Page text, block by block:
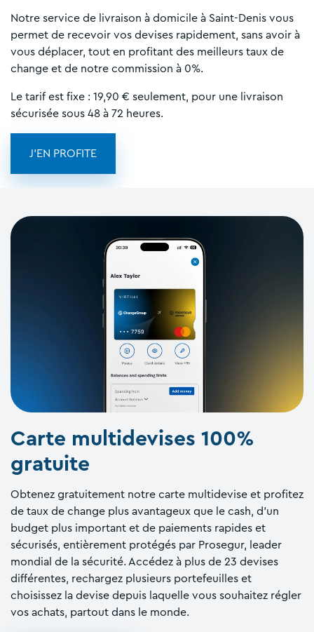
Notre service de livraison à domicile à Saint-Denis vous
permet de recevoir vos devises rapidement, sans avoir à
vous déplacer, tout en profitant des meilleurs taux de
change et de notre commission à 0%.
Le tarif est fixe : 19,90 € seulement, pour une livraison
sécurisée sous 48 à 72 heures.
J'EN PROFITE
Carte multidevises 100%
gratuite
Obtenez gratuitement notre carte multidevise et profitez
de taux de change plus avantageux que le cash, d'un
budget plus important et de paiements rapides et
sécurisés, entièrement protégés par Prosegur, leader
mondial de la sécurité. Accédez à plus de 23 devises
différentes, rechargez plusieurs portefeuilles et
choisissez la devise depuis laquelle vous souhaitez régler
vos achats, partout dans le monde.